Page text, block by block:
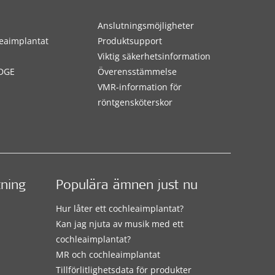
Anslutningsmöjligheter
Produktsupport
Viktig säkerhetsinformation
Överensstämmelse
VMR-information för
röntgensköterskor
Populära ämnen just nu
Hur låter ett cochleaimplantat?
Kan jag njuta av musik med ett
cochleaimplantat?
MR och cochleaimplantat
Tillförlitlighetsdata för produkter